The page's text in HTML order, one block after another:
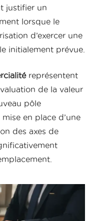
justifier un
lorsque le
d’exercer une
initialement prévue.
représentent
de la valeur
pôle
en place d’une
des axes de